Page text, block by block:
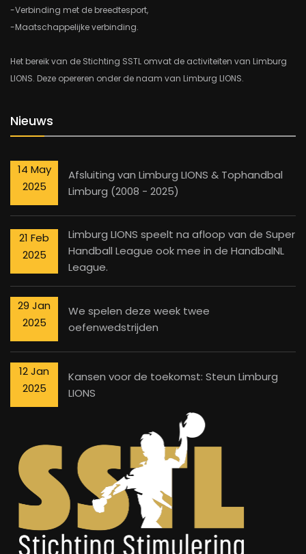
-Verbinding met de breedtesport,
-Maatschappelijke verbinding.
Het bereik van de Stichting SSTL omvat de activiteiten van Limburg
LIONS. Deze opereren onder de naam van Limburg LIONS.
Nieuws
14 May
2025
Afsluiting van Limburg LIONS & Tophandbal
Limburg (2008 - 2025)
21 Feb
2025
Limburg LIONS speelt na afloop van de Super
Handball League ook mee in de HandbalNL
League.
29 Jan
2025
We spelen deze week twee
oefenwedstrijden
12 Jan
2025
Kansen voor de toekomst: Steun Limburg
LIONS